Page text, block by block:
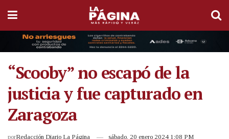
“Scooby” no escapó de la
justicia y fue capturado en
Zaragoza
porRedacción Diario La Página sábado, 20 enero 2024 1:08 PM